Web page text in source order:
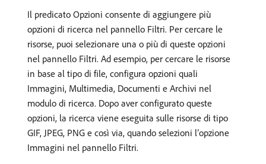
Il predicato Opzioni consente di aggiungere più
opzioni di ricerca nel pannello Filtri. Per cercare le
risorse, puoi selezionare una o più di queste opzioni
nel pannello Filtri. Ad esempio, per cercare le risorse
in base al tipo di file, configura opzioni quali
Immagini, Multimedia, Documenti e Archivi nel
modulo di ricerca. Dopo aver configurato queste
opzioni, la ricerca viene eseguita sulle risorse di tipo
GIF, JPEG, PNG e così via, quando selezioni l’opzione
Immagini nel pannello Filtri.